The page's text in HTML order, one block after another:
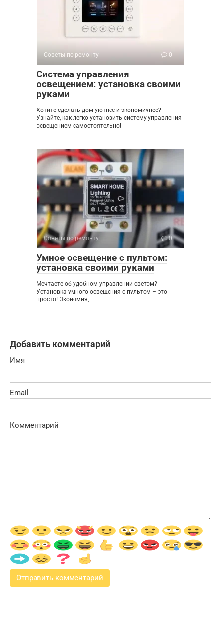
Советы по ремонту 0
Система управления
освещением: установка своими
руками
Хотите сделать дом уютнее и экономичнее?
Узнайте, как легко установить систему управления
освещением самостоятельно!
Советы по ремонту 0
Умное освещение с пультом:
установка своими руками
Мечтаете об удобном управлении светом?
Установка умного освещения с пультом – это
просто! Экономия,
Добавить комментарий
Имя
Email
Комментарий